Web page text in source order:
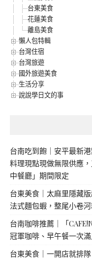
台東美食
花蓮美食
離島美食
懶人包特輯
台灣住宿
台灣旅遊
國外旅遊美食
生活分享
說說學日文的事
台南吃到飽｜安平最新
料理現點現做無限供應
中餐廳」期間限定
台東美食｜太麻里隱藏
法式麵包蝦，整尾小卷
台南咖啡推薦｜「
冠軍咖啡、早午餐一次
台東美食｜一開店就排